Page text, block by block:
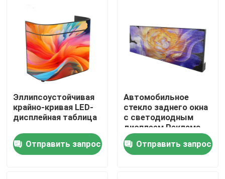
Домой
Эллипсоустойчивая
крайно-кривая LED-
дисплейная таблица
Отправить запрос
Автомобильное
стекло заднего окна
с светодиодным
дисплеем Реклама
Клейковый
Прозрачный полный
цвет Wifi 4G
Отправить запрос